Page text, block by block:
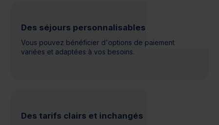
Des séjours personnalisables
Vous pouvez bénéficier d'options de paiement
variées et adaptées à vos besoins.
Des tarifs clairs et inchangés